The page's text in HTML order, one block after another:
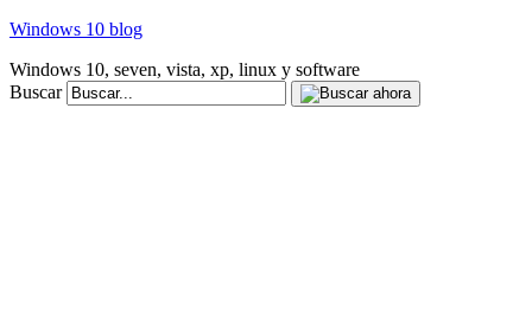
Windows 10 blog
Windows 10, seven, vista, xp, linux y software
Buscar